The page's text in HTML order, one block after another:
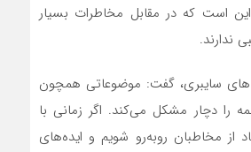
است که در مقابل مخاطرات بسیار
ندارند.
سایبری، گفت: موضوعاتی همچون
را دچار مشکل می‌کند. اگر زمانی با
از مخاطبان روبه‌رو شویم و ایده‌های